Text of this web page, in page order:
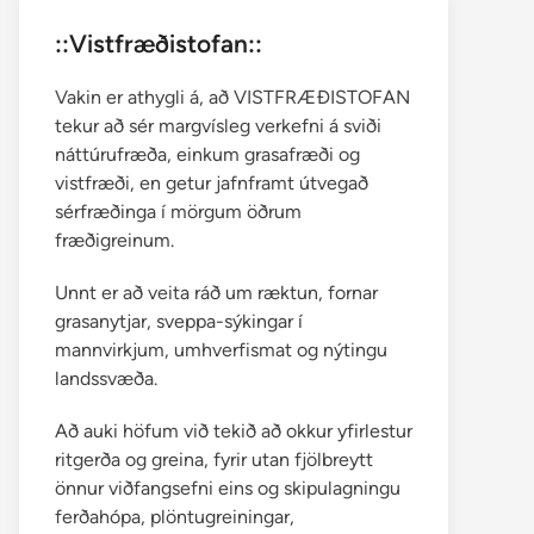
::Vistfræðistofan::
Vakin er athygli á, að VISTFRÆÐISTOFAN
tekur að sér margvísleg verkefni á sviði
náttúrufræða, einkum grasafræði og
vistfræði, en getur jafnframt útvegað
sérfræðinga í mörgum öðrum
fræðigreinum.
Unnt er að veita ráð um ræktun, fornar
grasanytjar, sveppa-sýkingar í
mannvirkjum, umhverfismat og nýtingu
landssvæða.
Að auki höfum við tekið að okkur yfirlestur
ritgerða og greina, fyrir utan fjölbreytt
önnur viðfangsefni eins og skipulagningu
ferðahópa, plöntugreiningar,